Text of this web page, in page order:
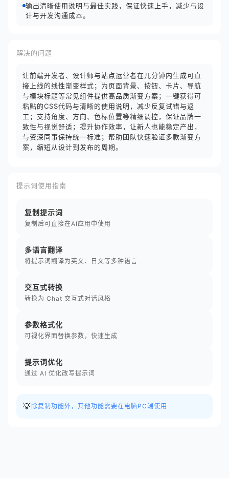
输出清晰使用说明与最佳实践，保证快速上手，减少与设
计与开发沟通成本。
解决的问题
让前端开发者、设计师与站点运营者在几分钟内生成可直
接上线的线性渐变样式；为页面背景、按钮、卡片、导航
与模块标题等常见组件提供高品质渐变方案；一键获得可
粘贴的CSS代码与清晰的使用说明，减少反复试错与返
工；支持角度、方向、色标位置等精细调控，保证品牌一
致性与视觉舒适；提升协作效率，让新人也能稳定产出，
与资深同事保持统一标准；帮助团队快速验证多款渐变方
案，缩短从设计到发布的周期。
提示词使用指南
复制提示词
复制后可直接在AI应用中使用
多语言翻译
将提示词翻译为英文、日文等多种语言
交互式转换
转换为 Chat 交互式对话风格
参数格式化
可视化界面替换参数，快速生成
提示词优化
通过 AI 优化改写提示词
💡 除复制功能外，其他功能需要在电脑PC端使用